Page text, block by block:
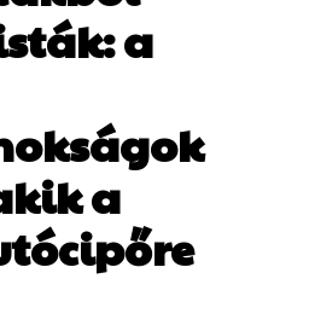
a
a